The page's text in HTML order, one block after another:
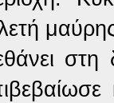
στη